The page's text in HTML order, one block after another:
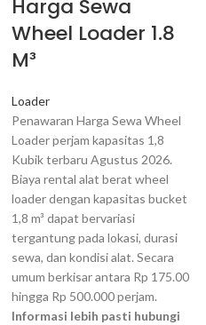
Harga Sewa
Wheel Loader 1.8
M³
Loader
Penawaran Harga Sewa Wheel
Loader perjam kapasitas 1,8
Kubik terbaru Agustus 2026.
Biaya rental alat berat wheel
loader dengan kapasitas bucket
1,8 m³ dapat bervariasi
tergantung pada lokasi, durasi
sewa, dan kondisi alat. Secara
umum berkisar antara Rp 175.00
hingga Rp 500.000 perjam.
Informasi lebih pasti hubungi